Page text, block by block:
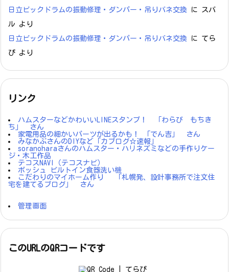
日立ビックドラムの振動修理・ダンパー・吊りバネ交換 に
スバ
ル より
日立ビックドラムの振動修理・ダンパー・吊りバネ交換 に てら
ぴ より
リンク
ハムスターなどかわいいLINEスタンプ！ 「わらび もちき
ち」 さん
家電用品の細かいパーツが出るかも！ 「でん吉」 さん
みなかぶさんのDIYなど「カブログ☆速報」
soranoharaさんのハムスター・ハリネズミなどの手作りケー
ジ・木工作品
テコスNAVI（テコスナビ）
ボッシュ ビルトイン食器洗い機
こだわりのマイホーム作り 「札幌発、設計事務所で注文住
宅を建てるブログ」 さん
管理画面
このURLのQRコードです